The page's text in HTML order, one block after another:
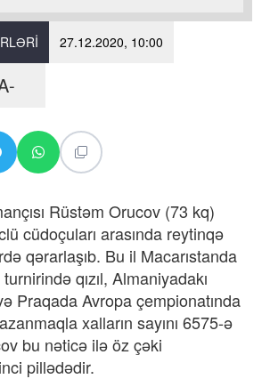
27.12.2020, 10:00
Rüstəm Orucov (73 kq)
cüdoçuları arasında reytinqə
qərarlaşıb. Bu il Macarıstanda
qızıl, Almaniyadakı
Praqada Avropa çempionatında
xalların sayını 6575-ə
bu nəticə ilə öz çəki
pillədədir.